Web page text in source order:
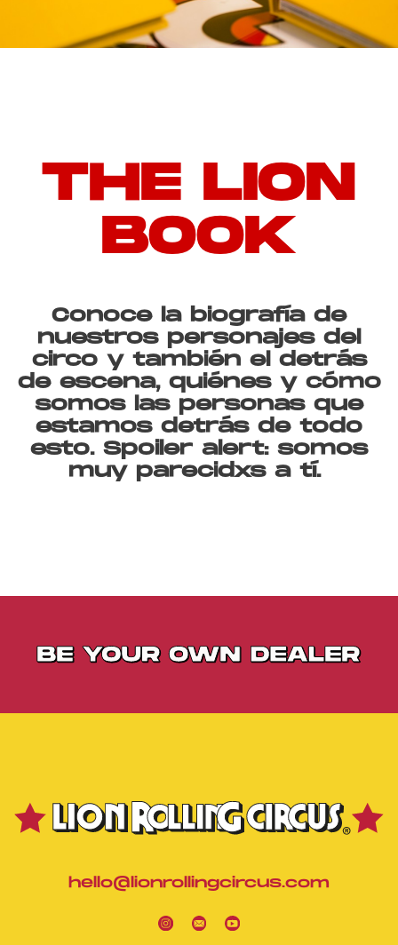
THE LION
BOOK
Conoce la biografía de
nuestros personajes del
circo y también el detrás
de escena, quiénes y cómo
somos las personas que
estamos detrás de todo
esto. Spoiler alert: somos
muy parecidxs a tí.
hello@lionrollingcircus.com